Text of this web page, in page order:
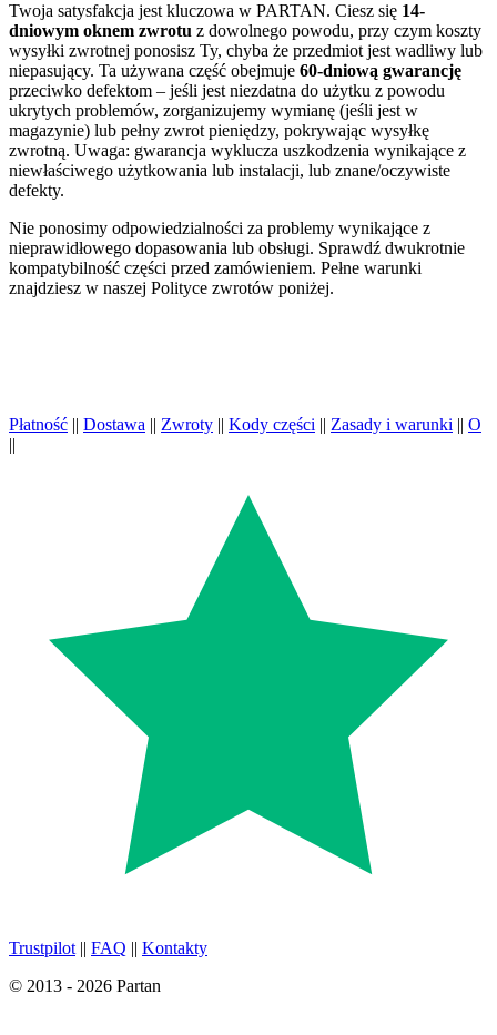
Twoja satysfakcja jest kluczowa w PARTAN. Ciesz się 14-
dniowym oknem zwrotu z dowolnego powodu, przy czym koszty
wysyłki zwrotnej ponosisz Ty, chyba że przedmiot jest wadliwy lub
niepasujący. Ta używana część obejmuje 60-dniową gwarancję
przeciwko defektom – jeśli jest niezdatna do użytku z powodu
ukrytych problemów, zorganizujemy wymianę (jeśli jest w
magazynie) lub pełny zwrot pieniędzy, pokrywając wysyłkę
zwrotną. Uwaga: gwarancja wyklucza uszkodzenia wynikające z
niewłaściwego użytkowania lub instalacji, lub znane/oczywiste
defekty.
Nie ponosimy odpowiedzialności za problemy wynikające z
nieprawidłowego dopasowania lub obsługi. Sprawdź dwukrotnie
kompatybilność części przed zamówieniem. Pełne warunki
znajdziesz w naszej Polityce zwrotów poniżej.
Płatność || Dostawa || Zwroty || Kody części || Zasady i warunki || O
||
Trustpilot || FAQ || Kontakty
© 2013 - 2026 Partan